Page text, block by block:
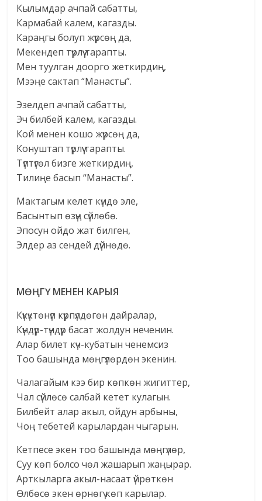
Кылымдар ачпай сабатты,
Кармабай калем, кагазды.
Караңгы болуп жүрсөң да,
Мекендеп түрлүү тарапты.
Мен туулган доорго жеткирдиң,
Мээңе сактап “Манасты”.
Эзелдеп ачпай сабатты,
Эч билбей калем, кагазды.
Кой менен кошо жүрсөң да,
Конуштап түрлүү тарапты.
Түптүгөл бизге жеткирдиң,
Тилиңе басып “Манасты”.
Мактагым келет күндө эле,
Басынтып өзүң сүйлөбө.
Эпосун ойдо жат билген,
Элдер аз сендей дүйнөдө.
МӨҢГҮ МЕНЕН КАРЫЯ
Күкүктөнүп күрпүлдөгөн дайралар,
Күндүр-түндүр басат жолдун неченин.
Алар билет күч-кубатын ченемсиз
Тоо башында мөңгүлөрдөн экенин.
Чалагайым кээ бир көпкөн жигиттер,
Чал сүйлөсө салбай кетет кулагын.
Билбейт алар акыл, ойдун арбыны,
Чоң тебетей карылардан чыгарын.
Кетпесе экен тоо башында мөңгүлөр,
Суу көп болсо чөл жашарып жаңырар.
Арткыларга акыл-насаат үйрөткөн
Өлбөсө экен өрнөгү көп карылар.